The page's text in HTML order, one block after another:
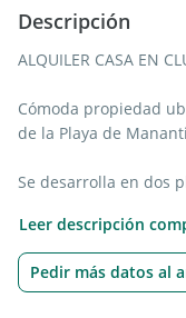
Descripción
ALQUILER CASA EN
Cómoda propiedad
de la Playa de
Se desarrolla en dos
jardín con parrillero.
Cuatro baños,
Dependencia de
Leer descripción
Pedir más datos al